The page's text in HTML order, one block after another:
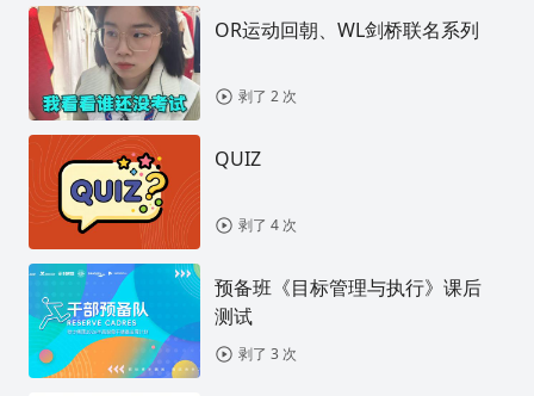
OR运动回朝、WL剑桥联名系列
剥了 2 次
QUIZ
剥了 4 次
预备班《目标管理与执行》课后
测试
剥了 3 次